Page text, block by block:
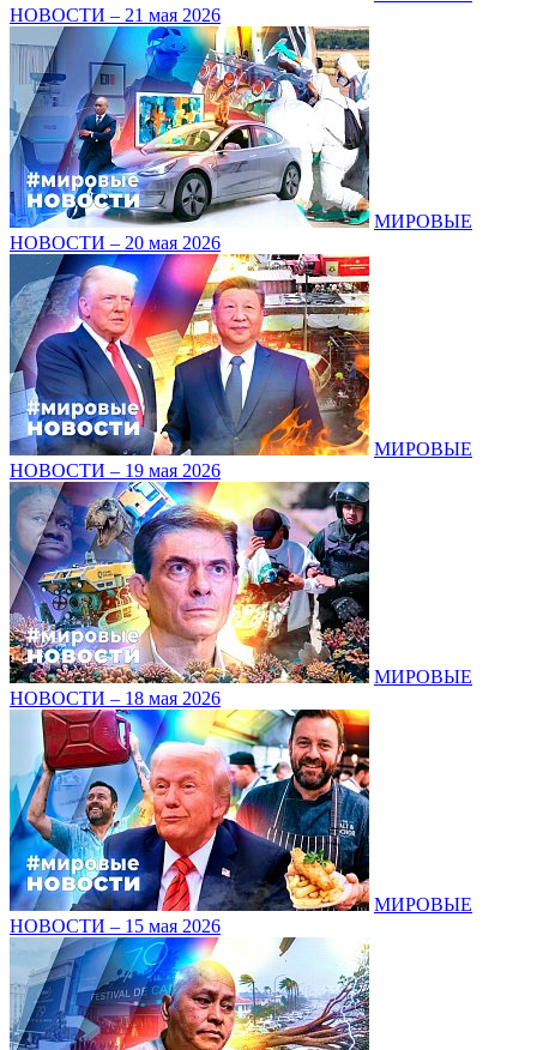
НОВОСТИ – 21 мая 2026
МИРОВЫЕ
НОВОСТИ – 20 мая 2026
МИРОВЫЕ
НОВОСТИ – 19 мая 2026
МИРОВЫЕ
НОВОСТИ – 18 мая 2026
МИРОВЫЕ
НОВОСТИ – 15 мая 2026